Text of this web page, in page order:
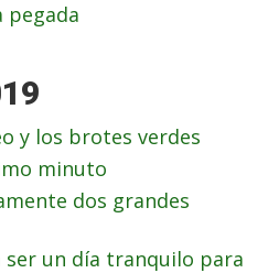
pegada
y los brotes verdes
minuto
dos grandes
ser un día tranquilo para